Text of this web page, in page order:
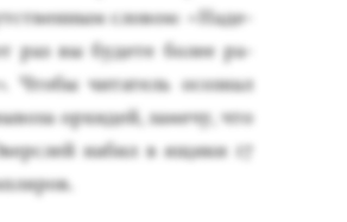
сло­вом: «На­де­
раз вы бу­дете бо­лее ра­
Что­бы чи­татель осоз­нал
ор­хи­дей, за­мечу, что
на­бил в ящи­ки 17